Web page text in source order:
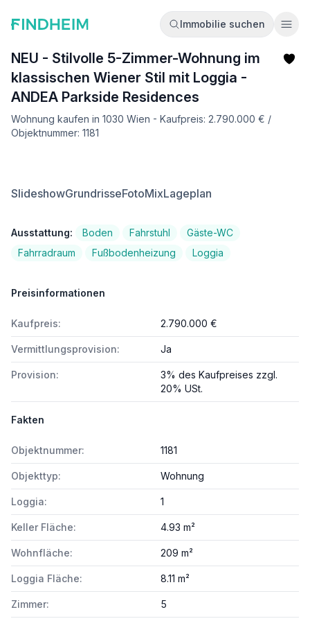
Immobilie suchen
NEU - Stilvolle 5-Zimmer-Wohnung im
klassischen Wiener Stil mit Loggia -
ANDEA Parkside Residences
Wohnung kaufen in 1030 Wien - Kaufpreis: 2.790.000 € /
Objektnummer: 1181
SlideshowGrundrisseFotoMixLageplan
Ausstattung: Boden Fahrstuhl
Gäste-WC
Fahrradraum
Fußbodenheizung Loggia
Preisinformationen
Kaufpreis: 2.790.000 €
Vermittlungsprovision: Ja
Provision:
3% des Kaufpreises zzgl.
20% USt.
Fakten
Objektnummer: 1181
Objekttyp: Wohnung
Loggia: 1
Keller Fläche: 4.93 m²
Wohnfläche: 209 m²
Loggia Fläche: 8.11 m²
Zimmer: 5